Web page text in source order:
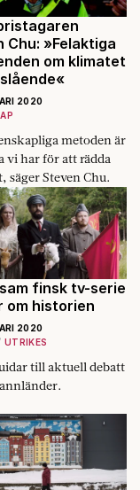
Sverige.
Chu: »Felaktiga
om klimatet
2020
metoden är
vi har för att rädda
säger Steven Chu.
finsk tv-serie
om historien
2020
UTRIKES
till aktuell debatt